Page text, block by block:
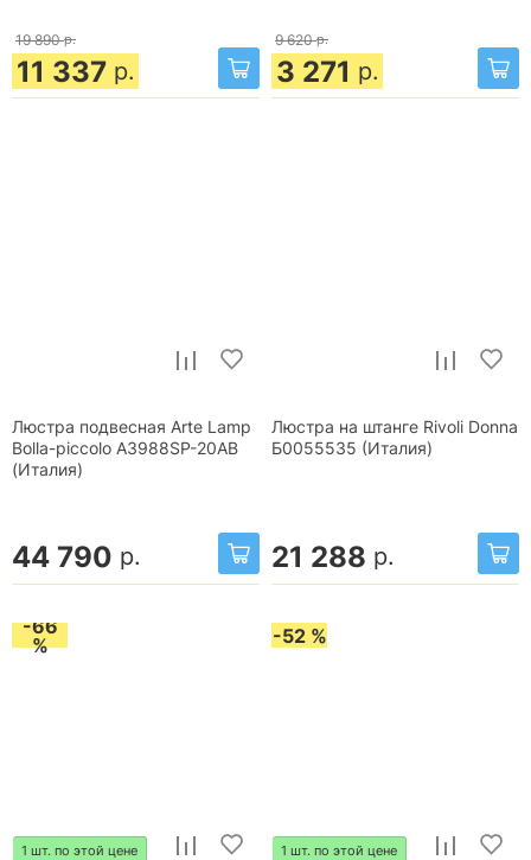
19 890 р.
11 337 р.
9 620 р.
3 271 р.
Люстра подвесная Arte Lamp
Bolla-piccolo A3988SP-20AB
(Италия)
44 790 р.
Люстра на штанге Rivoli Donna
Б0055535 (Италия)
21 288 р.
-66
%
1 шт. по этой цене
-52 %
1 шт. по этой цене